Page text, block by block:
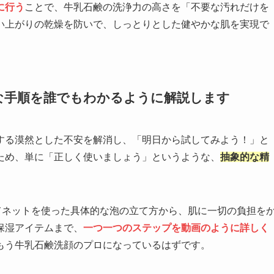
行う ことで、牛乳石鹸の洗浄力の高さを「不要な汚れだけを
がりの乾燥を防いで、しっとりとした健やかな肌を実現で
順を誰でもわかるように解説します
漠然とした不安を解消し、「明日から試してみよう！」と
、単に「正しく使いましょう」というような、 抽象的な精
ットを使った具体的な泡の立て方から、肌に一切の負担を
アイテムまで、 一つ一つのステップを動画のように詳しく
牛乳石鹸洗顔のプロになっているはずです。